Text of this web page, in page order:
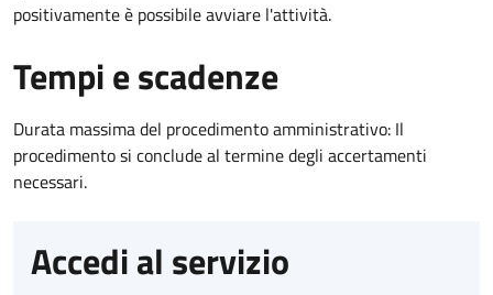
positivamente è possibile avviare l'attività.
Tempi e scadenze
Durata massima del procedimento amministrativo: Il
procedimento si conclude al termine degli accertamenti
necessari.
Accedi al servizio